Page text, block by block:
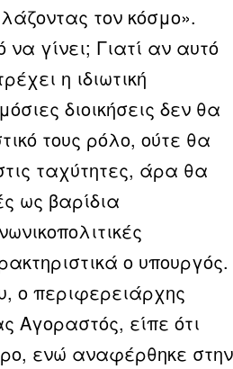
τον κόσμο».
γίνει; Γιατί αν αυτό
η ιδιωτική
διοικήσεις δεν θα
τους ρόλο, ούτε θα
ταχύτητες, άρα θα
ως βαρίδια
ο υπουργός.
ο περιφερειάρχης
Αγοραστός, είπε ότι
ενώ αναφέρθηκε στην